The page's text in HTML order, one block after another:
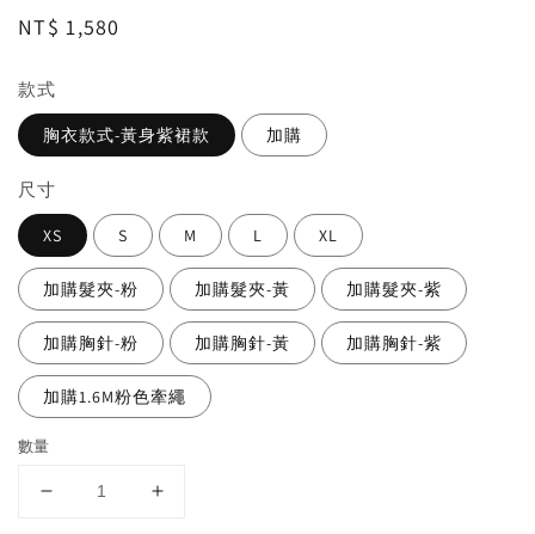
Regular
NT$ 1,580
款式
胸衣款式-黃身紫裙款 加購
尺寸
XS S M L XL
加購髮夾-粉 加購髮夾-黃 加購髮夾-紫
加購胸針-粉 加購胸針-黃 加購胸針-紫
加購1.6M粉色牽繩
數量